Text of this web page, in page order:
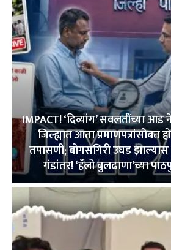
IMPACT! ‘दिव्यांग’ सवलतींच्या
जिल्ह्यात आता प्रमाणपत्रांसोबत
तपासणी; बोगसगिरी उघड
गंडांतर! ‘हॅलो बुलढाणा’च्या